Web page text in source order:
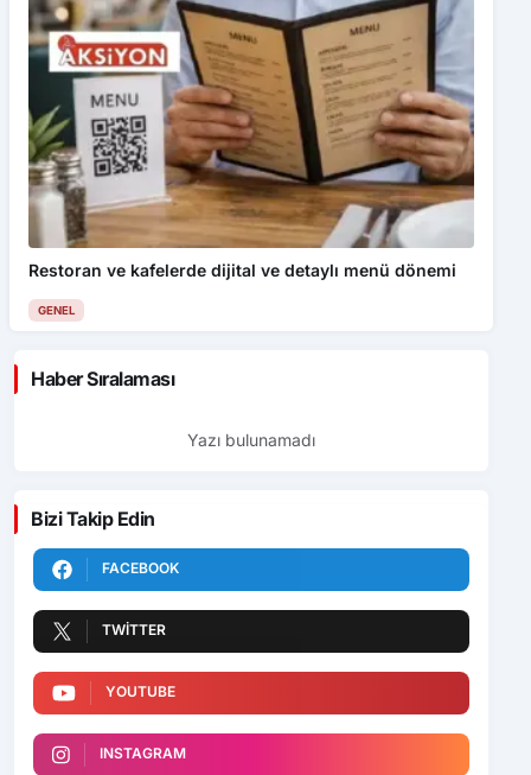
Restoran ve kafelerde dijital ve detaylı menü dönemi
GENEL
Haber Sıralaması
Yazı bulunamadı
Bizi Takip Edin
FACEBOOK
TWITTER
YOUTUBE
INSTAGRAM